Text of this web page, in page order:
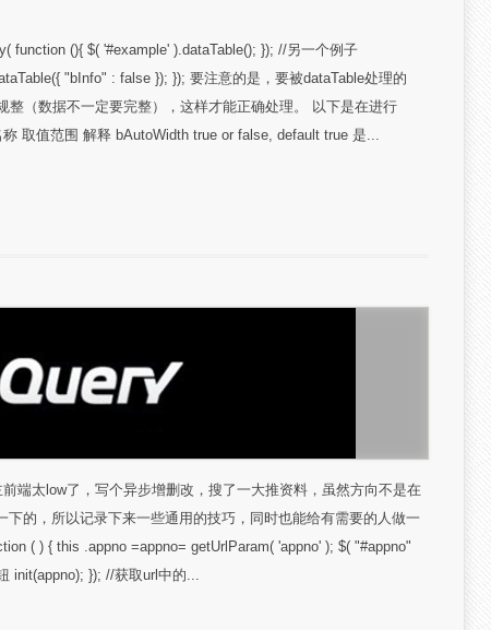
function (){ $( '#example' ).dataTable(); }); //另一个例子
"bInfo" : false }); }); 要注意的是，要被dataTable处理的
整（数据不一定要完整），这样才能正确处理。 以下是在进行
取值范围 解释 bAutoWidth true or false, default true 是...
端太low了，写个异步增删改，搜了一大推资料，虽然方向不是在
的，所以记录下来一些通用的技巧，同时也能给有需要的人做一
( ) { this .appno =appno= getUrlParam( 'appno' ); $( "#appno"
init(appno); }); //获取url中的...